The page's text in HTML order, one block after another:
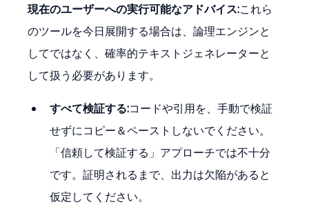
現在のユーザーへの実行可能なアドバイス:これら
のツールを今日展開する場合は、論理エンジンと
してではなく、確率的テキストジェネレーターと
して扱う必要があります。
すべて検証する:コードや引用を、手動で検証
せずにコピー＆ペーストしないでください。
「信頼して検証する」アプローチでは不十分
です。証明されるまで、出力は欠陥があると
仮定してください。